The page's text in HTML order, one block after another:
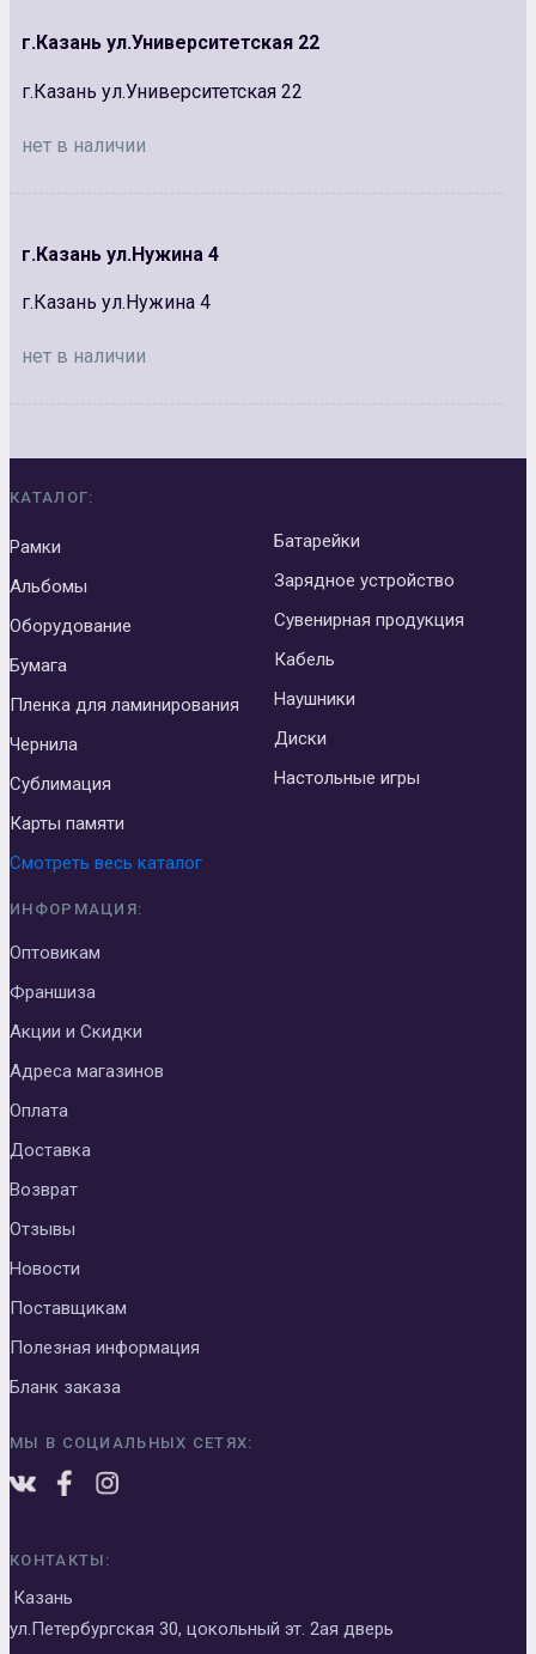
г.Казань ул.Университетская 22
г.Казань ул.Университетская 22
нет в наличии
г.Казань ул.Нужина 4
г.Казань ул.Нужина 4
нет в наличии
КАТАЛОГ:
Рамки
Альбомы
Оборудование
Бумага
Пленка для ламинирования
Чернила
Сублимация
Карты памяти
Батарейки
Зарядное устройство
Сувенирная продукция
Кабель
Наушники
Диски
Настольные игры
Смотреть весь каталог
ИНФОРМАЦИЯ:
Оптовикам
Франшиза
Акции и Скидки
Адреса магазинов
Оплата
Доставка
Возврат
Отзывы
Новости
Поставщикам
Полезная информация
Бланк заказа
МЫ В СОЦИАЛЬНЫХ СЕТЯХ:
КОНТАКТЫ:
Казань
ул.Петербургская 30, цокольный эт. 2ая дверь